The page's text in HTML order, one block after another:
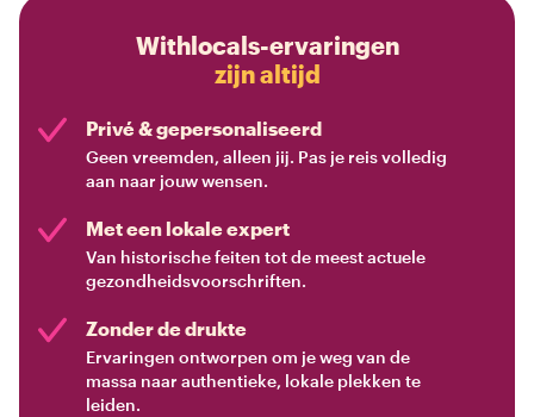
Withlocals-ervaringen
zijn altijd
Privé & gepersonaliseerd
Geen vreemden, alleen jij. Pas je reis volledig
aan naar jouw wensen.
Met een lokale expert
Van historische feiten tot de meest actuele
gezondheidsvoorschriften.
Zonder de drukte
Ervaringen ontworpen om je weg van de
massa naar authentieke, lokale plekken te
leiden.